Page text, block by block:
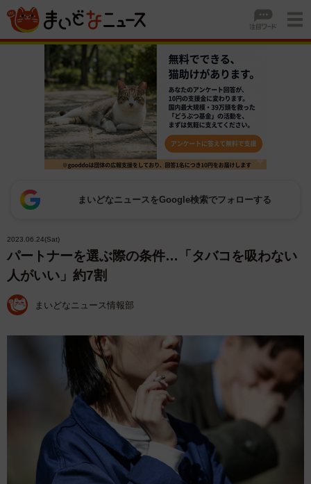
まいどなニュースをGoogle検索でフォローする
2023.06.24(Sat)
パートナーを選ぶ際の条件…「タバコを吸わない
人がいい」約7割
まいどなニュース情報部